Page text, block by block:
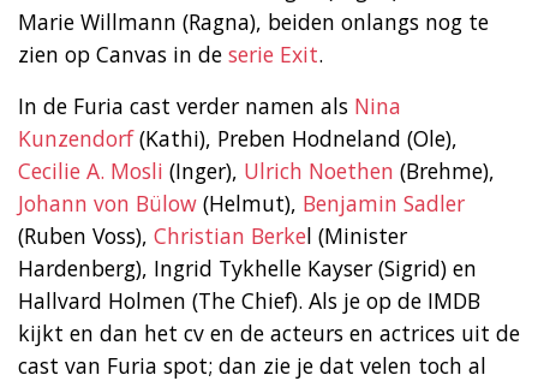
Marie Willmann (Ragna), beiden onlangs nog te
zien op Canvas in de serie Exit.
In de Furia cast verder namen als Nina
Kunzendorf(Kathi), Preben Hodneland (Ole),
Cecilie A. Mosli (Inger), Ulrich Noethen (Brehme),
Johann von Bülow (Helmut), Benjamin Sadler
(Ruben Voss), Christian Berkel (Minister
Hardenberg), Ingrid Tykhelle Kayser (Sigrid) en
Hallvard Holmen (The Chief). Als je op de IMDB
kijkt en dan het cv en de acteurs en actrices uit de
cast van Furia spot; dan zie je dat velen toch al